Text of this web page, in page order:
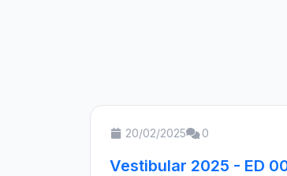
20/02/2025 0
Vestibular 2025 - ED